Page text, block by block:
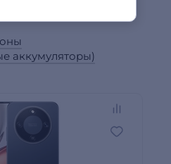
покупают
аккумуляторы)